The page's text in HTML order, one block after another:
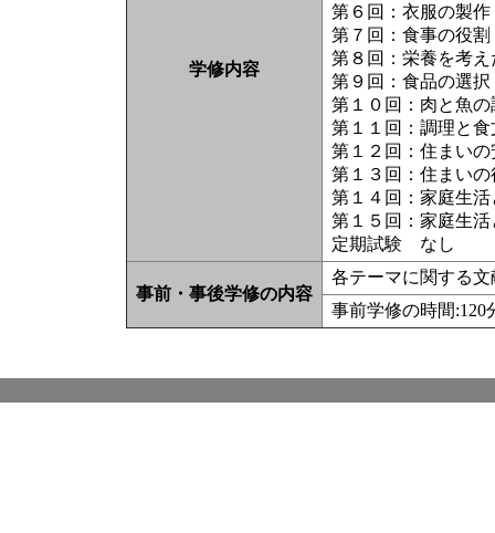
学修内容
第６回：衣服の製作
第７回：食事の役割
第８回：栄養を考え
第９回：食品の選択
第１０回：肉と魚の
第１１回：調理と食
第１２回：住まいの
第１３回：住まいの
第１４回：家庭生活
第１５回：家庭生活
定期試験 なし
事前・事後学修の内容
各テーマに関する
事前学修の時間